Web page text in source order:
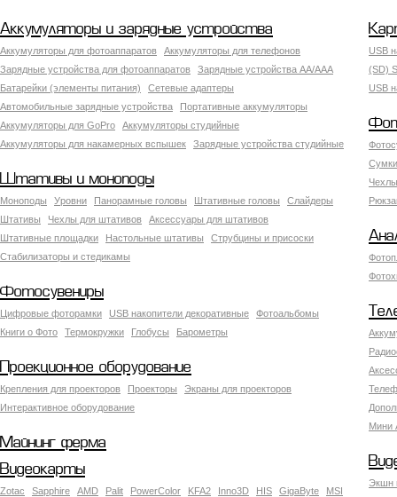
Аккумуляторы и зарядные устройства
Аккумуляторы для фотоаппаратов
Аккумуляторы для телефонов
Зарядные устройства для фотоаппаратов
Зарядные устройства AA/AAA
Батарейки (элементы питания)
Сетевые адаптеры
Автомобильные зарядные устройства
Портативные аккумуляторы
Аккумуляторы для GoPro
Аккумуляторы студийные
Аккумуляторы для накамерных вспышек
Зарядные устройства студийные
USB
(SD)
USB
Штативы и моноподы
Моноподы Уровни Панорамные головы Штативные головы
Слайдеры
Штативы
Чехлы для штативов
Аксессуары для штативов
Штативные площадки
Настольные штативы
Струбцины и присоски
Стабилизаторы и стедикамы
Фотосувениры
Цифровые фоторамки USB накопители декоративные
Фотоальбомы
Книги о Фото
Термокружки Глобусы Барометры
Мини
Проекционное оборудование
Крепления для проекторов Проекторы
Экраны для проекторов
Интерактивное оборудование
Майнинг ферма
Экшн
Видеокарты
Zotac Sapphire AMD Palit PowerColor KFA2 Inno3D HIS GigaByte
MSI